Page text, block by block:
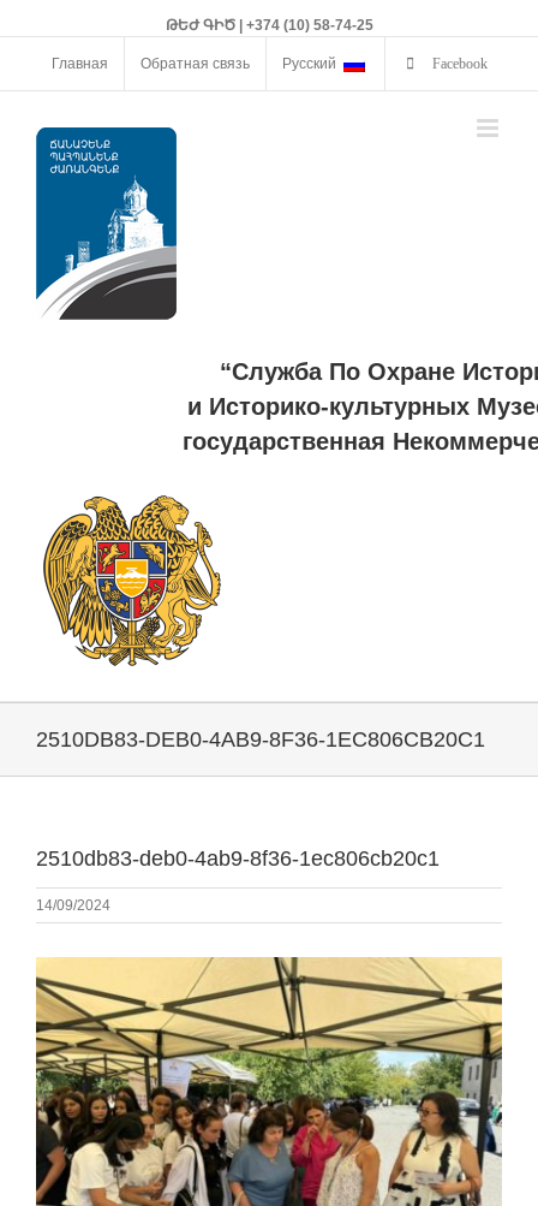
ԹԵԺ ԳԻԾ | +374 (10) 58-74-25
Главная Обратная связь Русский Facebook
“Служба По Охране
и Историко-культурных
государственная
2510DB83-DEB0-4AB9-8F36-1EC806CB20C1
2510db83-deb0-4ab9-8f36-1ec806cb20c1
14/09/2024